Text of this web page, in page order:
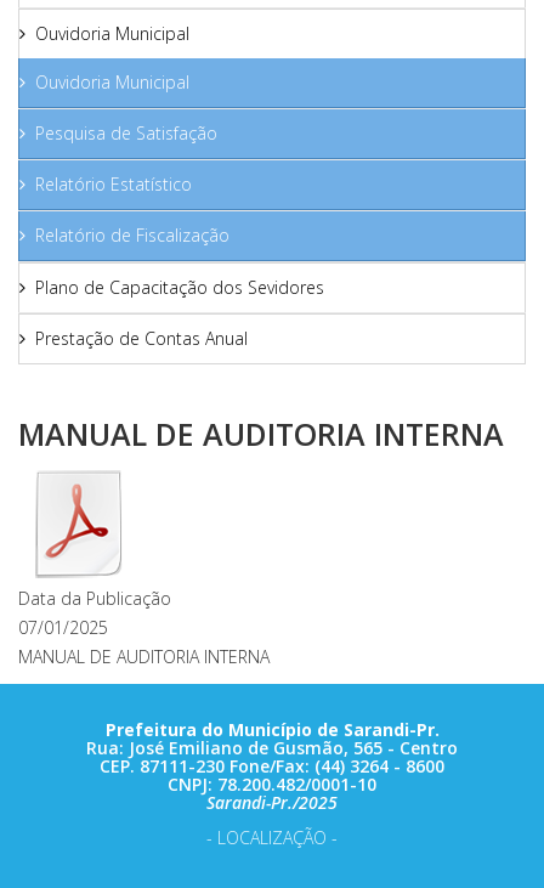
Ouvidoria Municipal
Ouvidoria Municipal
Pesquisa de Satisfação
Relatório Estatístico
Relatório de Fiscalização
Plano de Capacitação dos Sevidores
Prestação de Contas Anual
MANUAL DE AUDITORIA INTERNA
Data da Publicação
07/01/2025
MANUAL DE AUDITORIA INTERNA
Prefeitura do Município de Sarandi-Pr.
Rua: José Emiliano de Gusmão, 565 - Centro
CEP. 87111-230 Fone/Fax: (44) 3264 - 8600
CNPJ: 78.200.482/0001-10
Sarandi-Pr./2025
- LOCALIZAÇÃO -